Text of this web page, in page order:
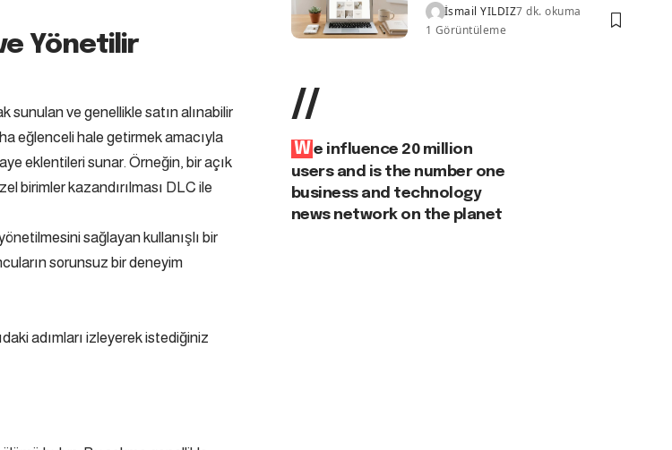
Yönetilir
ve genellikle satın alınabilir
eğlenceli hale getirmek amacıyla
eklentileri sunar. Örneğin, bir açık
birimler kazandırılması DLC ile
sağlayan kullanışlı bir
sorunsuz bir deneyim
adımları izleyerek istediğiniz
İsmail YILDIZ7 dk. okuma
1 Görüntüleme
//
W e influence 20 million
users and is the number one
business and technology
news network on the planet